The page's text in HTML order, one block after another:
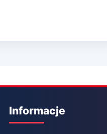
Informacje